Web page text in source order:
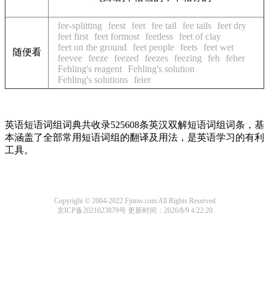
随便看
fee-splitting feest feet fee tail fee tails
feet dry
feet first
feet formost feetless
feet of clay
feet on the ground
feet people feets
feet wet
feevee
feeze feezed feezes feezing feh
feher
Fehling's reagent
Fehling's solution
Fehling's solutions
feier
英语短语词组词典共收录525608条英汉双解短语词组词条，基
本涵盖了全部常用短语词组的翻译及用法，是英语学习的有利
工具。
Copyright © 2004-2022 Fjtmw.com All Rights Reserved
京ICP备2021023879号 更新时间：2026/8/9 4:22:20